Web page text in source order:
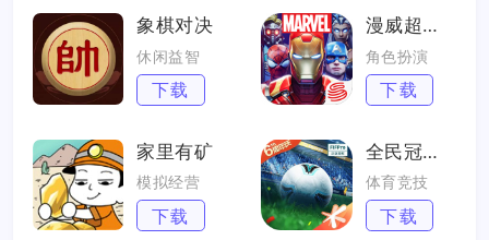
象棋对决
休闲益智
下载
漫威超级战争
角色扮演
下载
家里有矿
模拟经营
下载
全民冠军足球
体育竞技
下载